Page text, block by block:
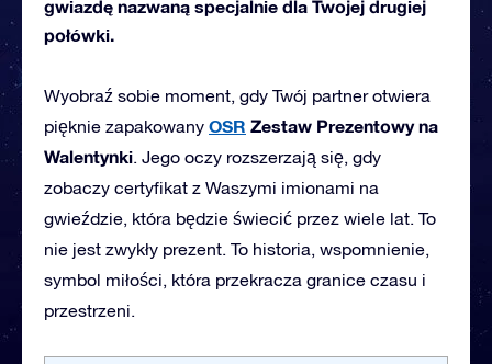
gwiazdę nazwaną specjalnie dla Twojej drugiej
połówki.
Wyobraź sobie moment, gdy Twój partner otwiera
pięknie zapakowany OSR Zestaw Prezentowy na
Walentynki. Jego oczy rozszerzają się, gdy
zobaczy certyfikat z Waszymi imionami na
gwieździe, która będzie świecić przez wiele lat. To
nie jest zwykły prezent. To historia, wspomnienie,
symbol miłości, która przekracza granice czasu i
przestrzeni.